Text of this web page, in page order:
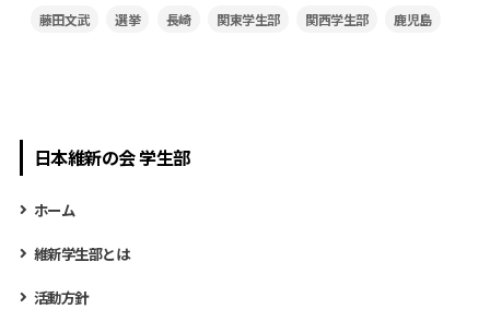
藤田文武 選挙 長崎 関東学生部 関西学生部 鹿児島
日本維新の会 学生部
ホーム
維新学生部とは
活動方針